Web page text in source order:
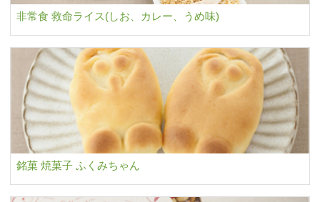
非常食 救命ライス(しお、カレー、うめ味)
銘菓 焼菓子 ふくみちゃん